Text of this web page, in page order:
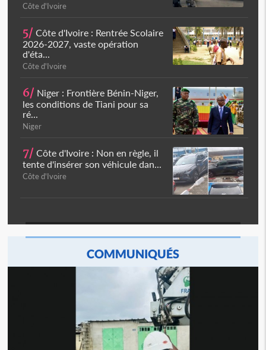
Côte d'Ivoire
5/ Côte d'Ivoire : Rentrée Scolaire
2026-2027, vaste opération
d'éta...
Côte d'Ivoire
6/ Niger : Frontière Bénin-Niger,
les conditions de Tiani pour sa
ré...
Niger
7/ Côte d'Ivoire : Non en règle, il
tente d'insérer son véhicule dan...
Côte d'Ivoire
COMMUNIQUÉS